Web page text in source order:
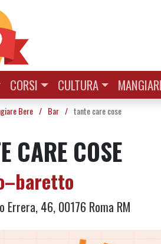
CORSI CULTURA
Bere / Bar / tante care cose
CARE COSE
Errera, 46, 00176 Roma RM